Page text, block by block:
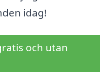
idag!
och utan